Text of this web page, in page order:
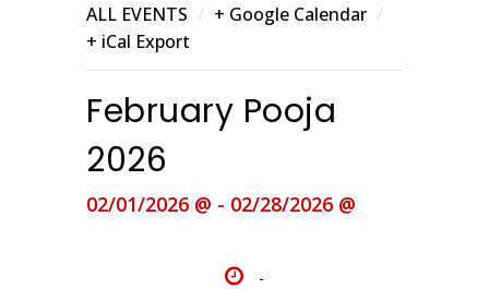
ALL EVENTS / + Google Calendar /
+ iCal Export
February Pooja
2026
02/01/2026 @ - 02/28/2026 @
-